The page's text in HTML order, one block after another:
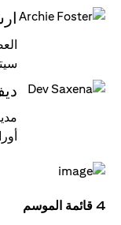
4 قائمة الموسم